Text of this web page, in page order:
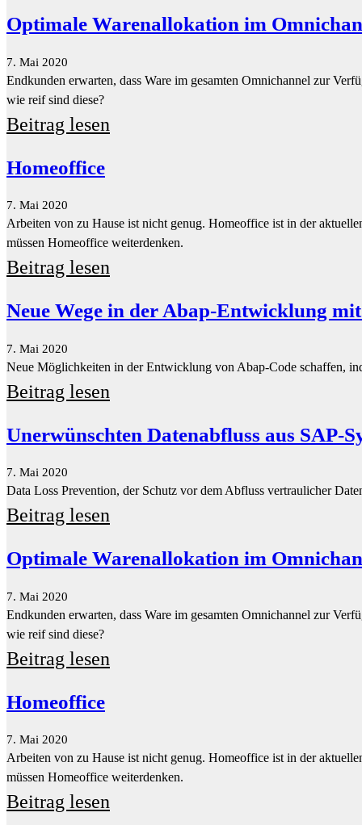
Beitrag lesen
Homeoffice
7. Mai 2020
müssen Homeoffice weiterdenken.
Beitrag lesen
Neue Wege in der Abap-Entwicklung
7. Mai 2020
Beitrag lesen
Unerwünschten Datenabfluss aus SAP-
7. Mai 2020
Data Loss Prevention, der Schutz vor dem Abfluss vertraulicher
Beitrag lesen
Optimale Warenallokation im
7. Mai 2020
wie reif sind diese?
Beitrag lesen
Homeoffice
7. Mai 2020
müssen Homeoffice weiterdenken.
Beitrag lesen
T-Systems und Suse: Schub beim
7. Mai 2020
Beitrag lesen